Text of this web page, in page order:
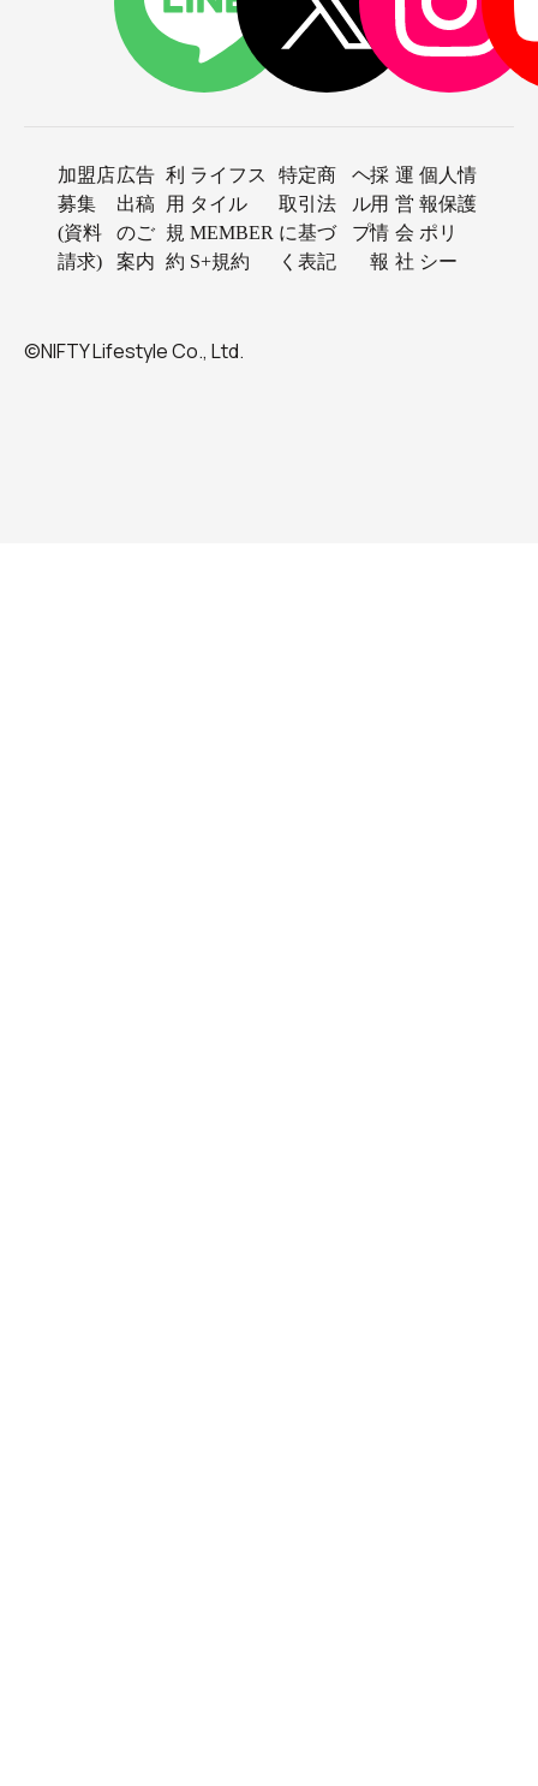
加盟店
募集
(資料
請求)
広告
出稿
のご
案内
利
用
規
約
ライフス
タイル
MEMBER
S+規約
特定商
取引法
に基づ
く表記
ヘ
ル
プ
採
用
情
報
運
営
会
社
個人情
報保護
ポリ
シー
©NIFTY Lifestyle Co., Ltd.